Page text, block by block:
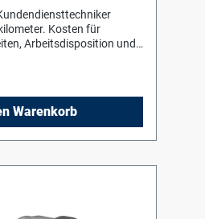
Kosten für
Arbeitsdisposition und
Anlagen wie z.B. auf
oder Einsätze mit
Warenkorb